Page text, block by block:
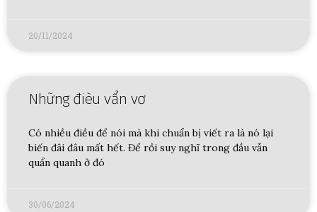
20/11/2024
Những đièu vẩn vơ
Có nhiều điều để nói mà khi chuẩn bị viết ra là nó lại
biến đâi đâu mất hết. Để rồi suy nghĩ trong đầu vẫn
quẩn quanh ở đó
30/06/2024